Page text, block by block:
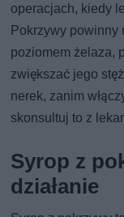
operacjach, kiedy
Pokrzywy powinny
poziomem żelaza,
zwiększać jego
nerek, zanim
skonsultuj to z
Syrop z
działanie